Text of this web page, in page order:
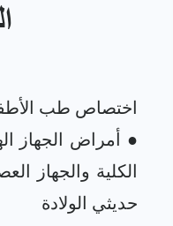
● أمراض الجهاز
الكلية والجهاز